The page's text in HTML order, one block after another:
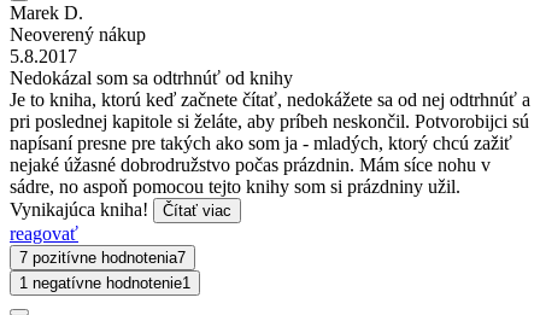
Marek D.
Neoverený nákup
5.8.2017
Nedokázal som sa odtrhnúť od knihy
Je to kniha, ktorú keď začnete čítať, nedokážete sa od nej odtrhnúť a
pri poslednej kapitole si želáte, aby príbeh neskončil. Potvorobijci sú
napísaní presne pre takých ako som ja - mladých, ktorý chcú zažiť
nejaké úžasné dobrodružstvo počas prázdnin. Mám síce nohu v
sádre, no aspoň pomocou tejto knihy som si prázdniny užil.
Vynikajúca kniha!
Čítať viac
reagovať
7 pozitívne hodnotenia7
1 negatívne hodnotenie1